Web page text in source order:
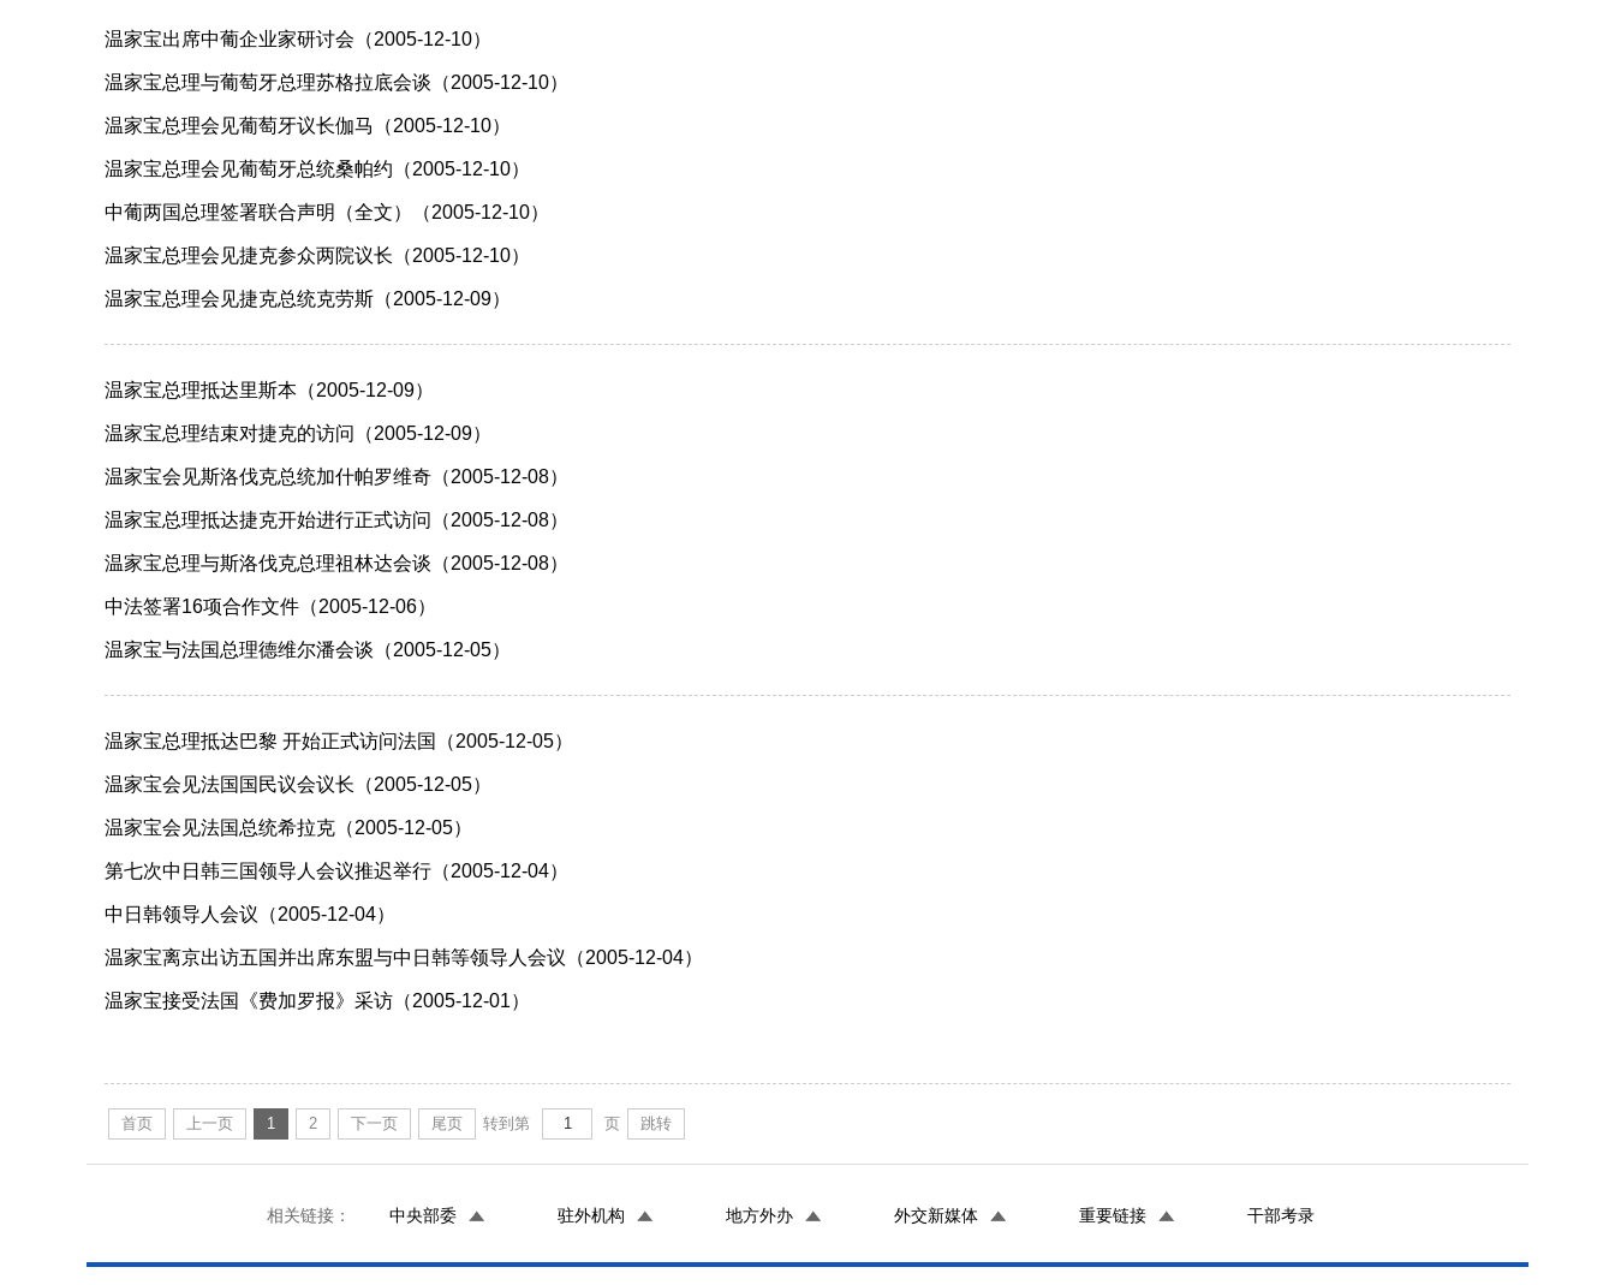
温家宝出席中葡企业家研讨会（2005-12-10）
温家宝总理与葡萄牙总理苏格拉底会谈（2005-12-10）
温家宝总理会见葡萄牙议长伽马（2005-12-10）
温家宝总理会见葡萄牙总统桑帕约（2005-12-10）
中葡两国总理签署联合声明（全文）（2005-12-10）
温家宝总理会见捷克参众两院议长（2005-12-10）
温家宝总理会见捷克总统克劳斯（2005-12-09）
温家宝总理抵达里斯本（2005-12-09）
温家宝总理结束对捷克的访问（2005-12-09）
温家宝会见斯洛伐克总统加什帕罗维奇（2005-12-08）
温家宝总理抵达捷克开始进行正式访问（2005-12-08）
温家宝总理与斯洛伐克总理祖林达会谈（2005-12-08）
中法签署16项合作文件（2005-12-06）
温家宝与法国总理德维尔潘会谈（2005-12-05）
温家宝总理抵达巴黎 开始正式访问法国（2005-12-05）
温家宝会见法国国民议会议长（2005-12-05）
温家宝会见法国总统希拉克（2005-12-05）
第七次中日韩三国领导人会议推迟举行（2005-12-04）
中日韩领导人会议（2005-12-04）
温家宝离京出访五国并出席东盟与中日韩等领导人会议（2005-12-04）
温家宝接受法国《费加罗报》采访（2005-12-01）
首页 上一页 1 2 下一页 尾页 转到第 页 跳转
相关链接： 中央部委 驻外机构 地方外办 外交新媒体 重要链接 干部考录